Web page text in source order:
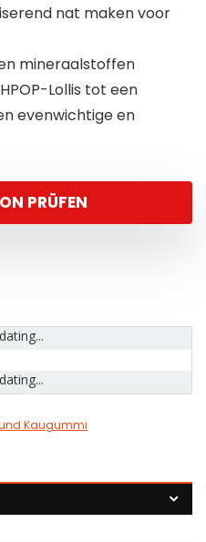
nat maken voor
mineraalstoffen
Lollis tot een
evenwichtige en
PRÜFEN
Kaugummi